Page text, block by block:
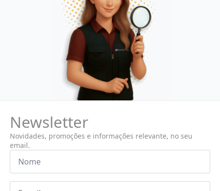
Newsletter
Novidades, promoções e informações relevante, no seu
email.
Nome
Email